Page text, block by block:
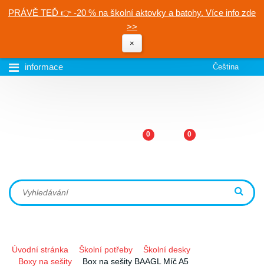
PRÁVĚ TEĎ 👉 -20 % na školní aktovky a batohy. Více info zde
>>
×
informace Čeština
0 0
Úvodní stránka Školní potřeby
Školní desky
Boxy na sešity
Box na sešity BAAGL Míč A5